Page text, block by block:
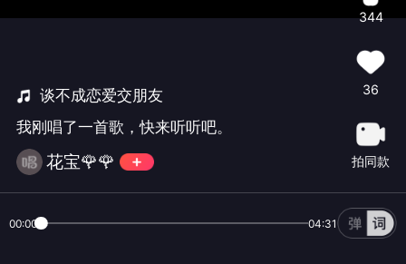
谈不成恋爱交朋友
我刚唱了一首歌，快来听听吧。
花宝🌹🌹
344
36
拍同款
00:00 04:31